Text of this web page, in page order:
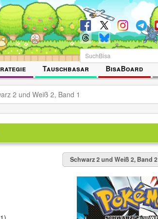
Tauschbasar BisaBoard
2 und Weiß 2, Band 1
Schwarz 2 und Weiß 2, Band 2